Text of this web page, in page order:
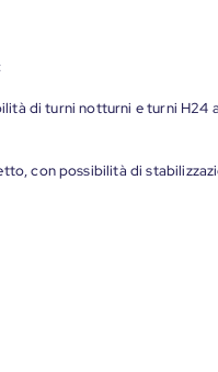
di turni notturni e turni H24
con possibilità di